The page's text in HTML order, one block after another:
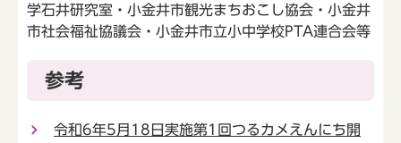
学石井研究室・小金井市観光まちおこし協会・小金井
市社会福祉協議会・小金井市立小中学校PTA連合会等
参考
令和6年5月18日実施第1回つるカメえんにち開